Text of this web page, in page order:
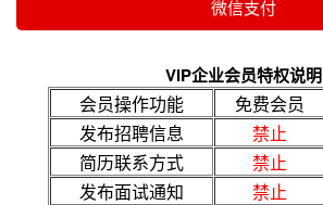
VIP企业会员特权说明
会员操作功能 免费会员
发布招聘信息
禁止
简历联系方式
禁止
发布面试通知
禁止